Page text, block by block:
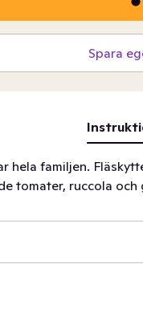
Spara
hela familjen.
tomater, ruccola och